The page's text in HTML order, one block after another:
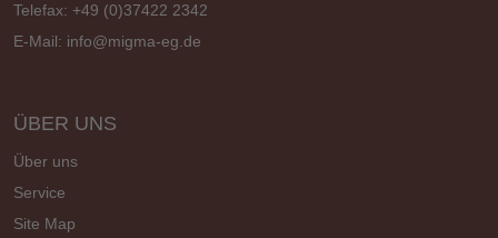
Telefax: +49 (0)37422 2342
E-Mail: info@migma-eg.de
ÜBER UNS
Über uns
Service
Site Map